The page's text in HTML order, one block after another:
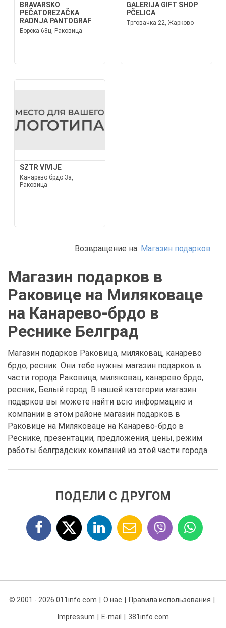
BRAVARSKO
PEČATOREZAČKA
RADNJA PANTOGRAF
Борска 68ц, Раковица
GALERIJA GIFT SHOP
PČELICA
Трговачка 22, Жарково
SZTR VIVIJE
Канарево брдо 3а,
Раковица
Возвращение на: Магазин подарков
Магазин подарков в
Раковице на Миляковаце
на Канарево-брдо в
Реснике Белград
Магазин подарков Раковица, миляковац, канарево
брдо, ресник. Они тебе нужны магазин подарков в
части города Раковица, миляковац, канарево брдо,
ресник, Белый город. В нашей категории магазин
подарков вы можете найти всю информацию и
компании в этом районе магазин подарков в
Раковице на Миляковаце на Канарево-брдо в
Реснике, презентации, предложения, цены, режим
работы белградских компаний из этой части города.
ПОДЕЛИ С ДРУГОМ
© 2001 - 2026 011info.com О нас Правила использования
Impressum E-mail 381info.com